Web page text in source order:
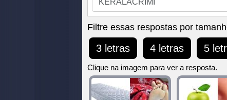
por
letras
e
digite
todas
as
letras:
Filtre essas respostas por
3 letras 4 letras 5
Clique na imagem para ver a resposta.